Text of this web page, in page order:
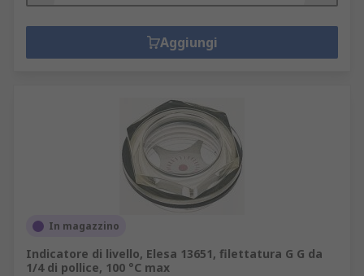
Aggiungi
In magazzino
Indicatore di livello, Elesa 13651, filettatura G G da
1/4 di pollice, 100 °C max